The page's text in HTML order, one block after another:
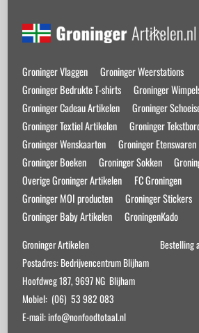
Back
Top
Groninger Vlaggen
Groninger Weerstations
Groninger Bedrukte T-shirts
Groninger
Groninger Cadeau Artikelen
Groninger
Groninger Textiel Artikelen
Groninger
Groninger Wenskaarten
Groninger Etenswaren
Groninger Boeken
Groninger Sokken
Overige Groninger Artikelen
FC Groningen
Groninger MOI producten
Groninger Stickers
Groninger Baby Artikelen
GroningenKado
Groninger Artikelen
Postadres: Bedrijvencentrum Blijham
Hoofdweg 187, 9697 NG Blijham
Mobiel: (06) 53 982 083
E-mail: info@nonfoodtotaal.nl
Bestelling